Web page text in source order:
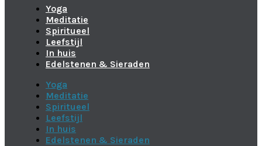
Yoga
Meditatie
Spiritueel
Leefstijl
In huis
Edelstenen & Sieraden
Yoga
Meditatie
Spiritueel
Leefstijl
In huis
Edelstenen & Sieraden